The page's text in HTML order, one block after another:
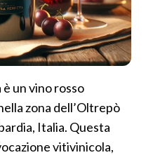
è un vino rosso
zona dell’Oltrepò
Italia. Questa
vitivinicola,